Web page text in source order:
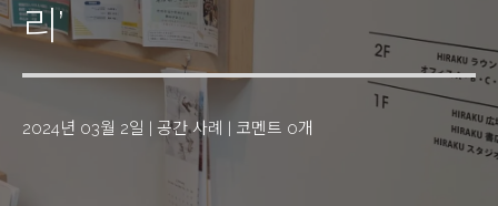
리’
2024년 03월 2일 | 공간 사례 | 코멘트 0개